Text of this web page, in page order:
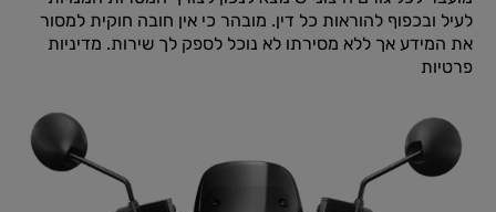
לעיל ובכפוף להוראות כל דין. מובהר כי אין חובה חוקית למסור
את המידע אך ללא מסירתו לא נוכל לספק לך שירות. מדיניות
פרטיות